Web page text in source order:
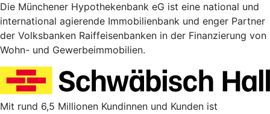
Die Münchener Hypothekenbank eG ist eine national und
international agierende Immobilienbank und enger Partner
der Volksbanken Raiffeisenbanken in der Finanzierung von
Wohn- und Gewerbeimmobilien.
Mit rund 6,5 Millionen Kundinnen und Kunden ist